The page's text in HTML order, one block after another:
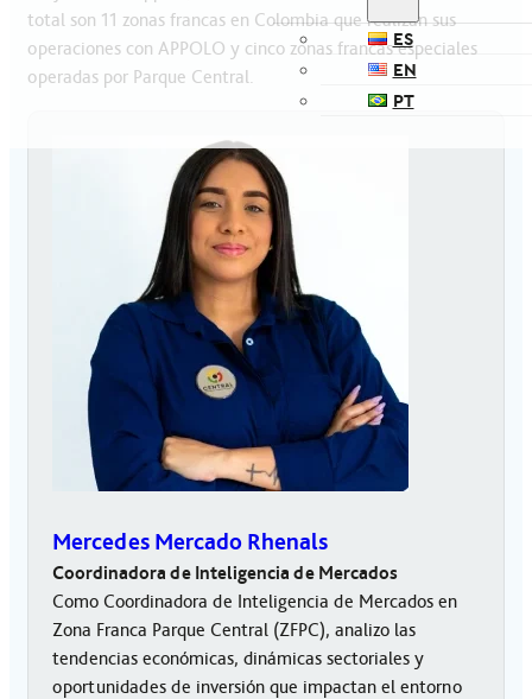
ES
EN
PT
total son 11 zonas francas en Colombia que realizan sus
operaciones con APPOLO y cinco zonas francas especiales
operadas por Parque Central.
Mercedes Mercado Rhenals
Coordinadora de Inteligencia de Mercados
Como Coordinadora de Inteligencia de Mercados en
Zona Franca Parque Central (ZFPC), analizo las
tendencias económicas, dinámicas sectoriales y
oportunidades de inversión que impactan el entorno